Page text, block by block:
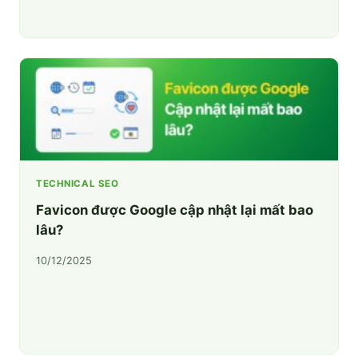
TECHNICAL SEO
Favicon được Google cập nhật lại mất bao
lâu?
10/12/2025